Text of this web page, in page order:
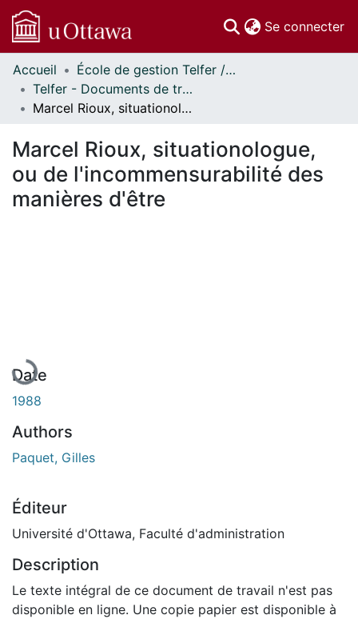
Se connecter
Communautés
et collections
Parcourir
À propos
Accueil
École de gestion Telfer // Telfer School of Management
Telfer - Documents de travail // Telfer - Working Papers
Marcel Rioux, situationologue, ou de l'incommensurabilité des manières d'être
Marcel Rioux, situationologue,
ou de l'incommensurabilité des
manières d'être
Date
1988
Authors
Paquet, Gilles
Éditeur
Université d'Ottawa, Faculté d'administration
Description
Le texte intégral de ce document de travail n'est pas
disponible en ligne. Une copie papier est disponible à